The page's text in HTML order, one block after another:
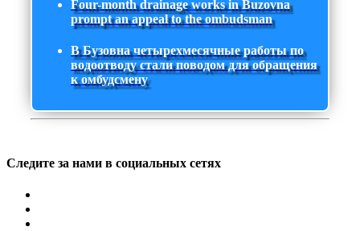
Four-month drainage works in Buzovna
prompt an appeal to the ombudsman
В Бузовна четырехмесячные работы по
водоотводу стали поводом для обращения
к омбудсмену
Следите за нами в социальных сетях